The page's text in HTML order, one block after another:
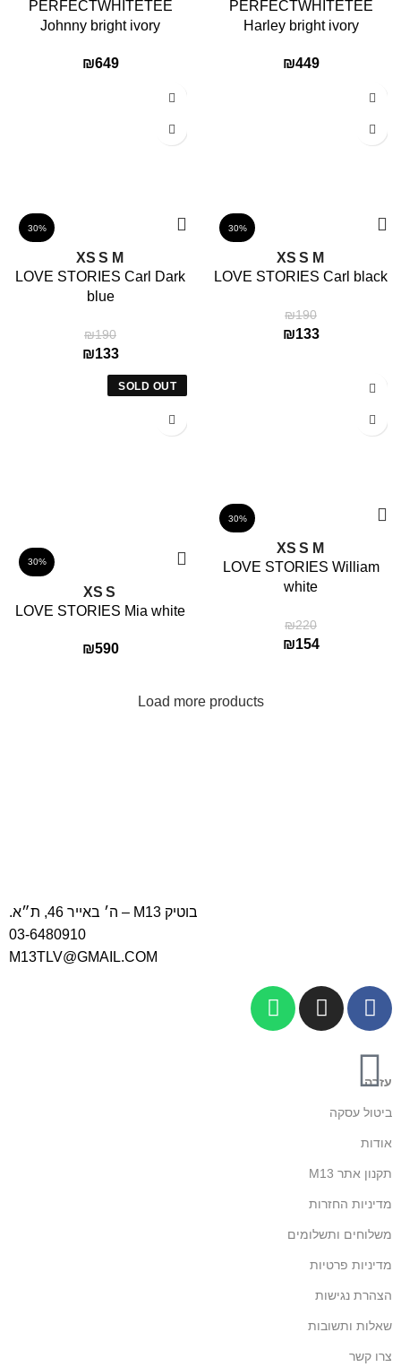
PERFECTWHITETEE
Harley bright ivory
₪449
PERFECTWHITETEE
Johnny bright ivory
₪649
30%
M
S
XS
LOVE STORIES Carl black
₪190
₪133
30%
M
S
XS
LOVE STORIES Carl Dark
blue
₪190
₪133
30%
M
S
XS
LOVE STORIES William
white
₪220
₪154
SOLD OUT
30%
S
XS
LOVE STORIES Mia white
₪590
Load more products
בוטיק M13 – ה׳ באייר 46, ת״א.
03-6480910
עזרה
ביטול עסקה
אודות
תקנון אתר M13
מדיניות החזרות
משלוחים ותשלומים
מדיניות פרטיות
הצהרת נגישות
שאלות ותשובות
צרו קשר